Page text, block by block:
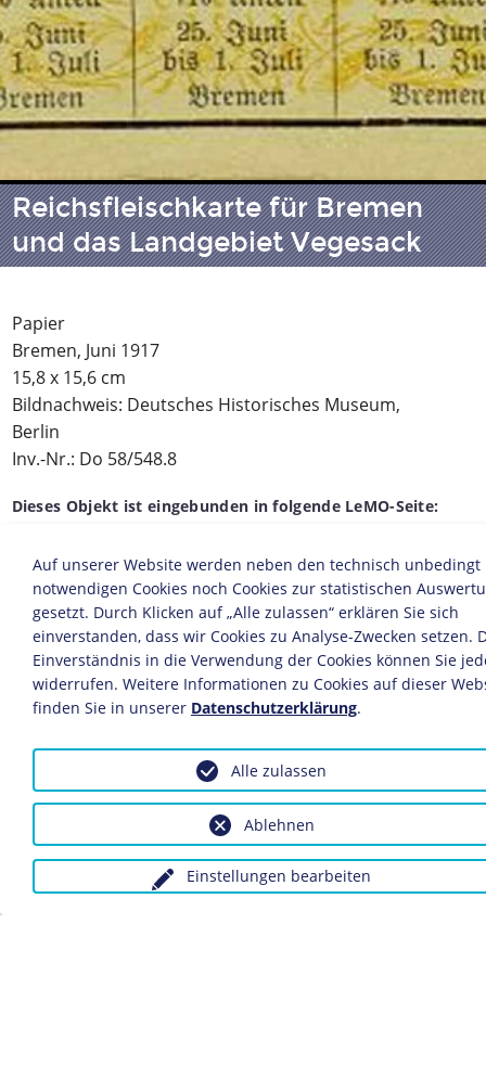
Reichsfleischkarte für Bremen
und das Landgebiet Vegesack
Papier
Bremen, Juni 1917
15,8 x 15,6 cm
Bildnachweis: Deutsches Historisches Museum,
Berlin
Inv.-Nr.: Do 58/548.8
Dieses Objekt ist eingebunden in folgende LeMO-Seite:
Anfragen wegen Bildvorlagen bitte unter Angabe des
Verwendungszwecks an:fotoservice@dhm.de
Schlagwörter:
Krieg Lebensmittelkarten Lebensmittelversorgung
Kontakt Impressum
Auf unserer Website werden neben den technisch unbedingt
notwendigen Cookies noch Cookies zur statistischen
gesetzt. Durch Klicken auf „Alle zulassen“ erklären Sie sich
einverstanden, dass wir Cookies zu Analyse-Zwecken setzen.
Einverständnis in die Verwendung der Cookies können Sie
widerrufen. Weitere Informationen zu Cookies auf dieser
finden Sie in unserer Datenschutzerklärung.
Einstellungen bearbeiten
Ablehnen
Alle zulassen